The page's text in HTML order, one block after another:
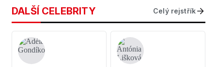
DALŠÍ CELEBRITY Celý rejstřík